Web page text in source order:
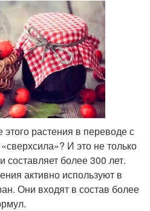
растения в переводе с
И это не только
составляет более 300 лет.
активно используют в
Они входят в состав более